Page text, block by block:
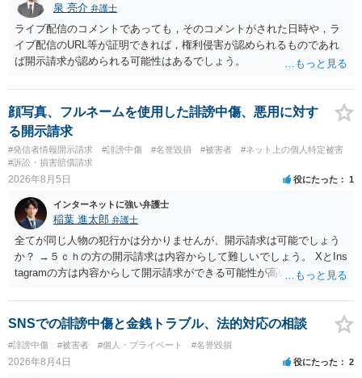
泉 亮介 弁護士
ライブ配信のコメントであっても，そのコメントがされた日時や，ラ
イブ配信のURL等が証明できれば，権利侵害が認められるものであれ
ば開示請求が認められる可能性はあるでしょう。
顔写真、フルネームを使用した誹謗中傷、悪用に対す
る開示請求
#発信者情報開示請求 #誹謗中傷 #名誉毀損 #被害者
#ネット上の個人特定被害
#訴訟・損害賠償請求
2026年8月5日 役にたった 1
インターネットに強い弁護士
稲葉 進太郎 弁護士
全てが同じ人物の犯行かは分かりませんが、開示請求は可能でしょう
か？ →５ｃｈの方の開示請求は内容からして難しいでしょう。 XとIns
tagramの方は内容からして開示請求ができる可能性が高いでしょう。
いでしょう。７月中にアカウントが削除されている場合、今から進め
ても失敗する可能性が高いように思われます。 相手を特定できた場
合、相手に全ての弁護士費用を負担させることは可能でしょうか？ →
訴訟外の交渉で相手方が認めれば負担させることができるでしょう。
訴訟で判決となった場合は、実際の弁護士費用が認められる場合と認
SNSでの誹謗中傷と金銭トラブル、法的対応の相談
#誹謗中傷 #被害者 #個人・プライベート #名誉毀損
2026年8月4日 役にたった 2